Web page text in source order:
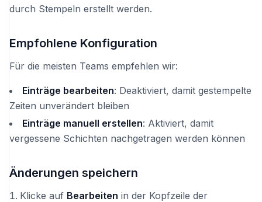
durch Stempeln erstellt werden.
Empfohlene Konfiguration
Für die meisten Teams empfehlen wir:
Einträge bearbeiten: Deaktiviert, damit gestempelte
Zeiten unverändert bleiben
Einträge manuell erstellen: Aktiviert, damit
vergessene Schichten nachgetragen werden können
Änderungen speichern
Klicke auf Bearbeiten in der Kopfzeile der